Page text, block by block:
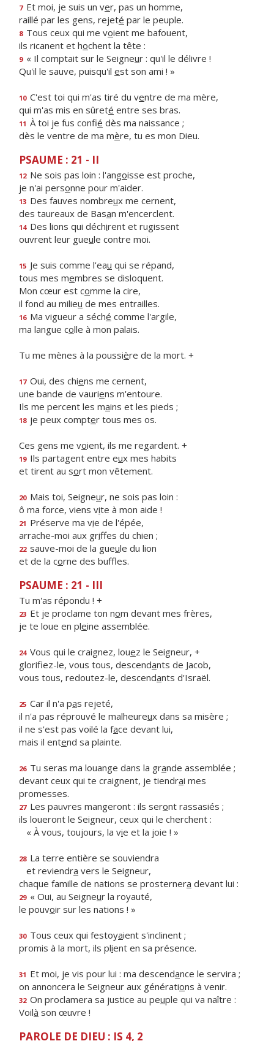
7 Et moi, je suis un ver, pas un homme,
raillé par les gens, rejeté par le peuple.
8 Tous ceux qui me voient me bafouent,
ils ricanent et hochent la tête :
9 « Il comptait sur le Seigneur : qu'il le délivre !
Qu'il le sauve, puisqu'il est son ami ! »
10 C'est toi qui m'as tiré du ventre de ma mère,
qui m'as mis en sûreté entre ses bras.
11 À toi je fus confié dès ma naissance ;
dès le ventre de ma mère, tu es mon Dieu.
PSAUME : 21 - II
12 Ne sois pas loin : l'angoisse est proche,
je n'ai personne pour m'aider.
13 Des fauves nombreux me cernent,
des taureaux de Basan m'encerclent.
14 Des lions qui déchirent et rugissent
ouvrent leur gueule contre moi.
15 Je suis comme l'eau qui se répand,
tous mes membres se disloquent.
Mon cœur est comme la cire,
il fond au milieu de mes entrailles.
16 Ma vigueur a séché comme l'argile,
ma langue colle à mon palais.
Tu me mènes à la poussière de la mort. +
17 Oui, des chiens me cernent,
une bande de vauriens m'entoure.
Ils me percent les mains et les pieds ;
18 je peux compter tous mes os.
Ces gens me voient, ils me regardent. +
19 Ils partagent entre eux mes habits
et tirent au sort mon vêtement.
20 Mais toi, Seigneur, ne sois pas loin :
ô ma force, viens vite à mon aide !
21 Préserve ma vie de l'épée,
arrache-moi aux griffes du chien ;
22 sauve-moi de la gueule du lion
et de la corne des buffles.
PSAUME : 21 - III
Tu m'as répondu ! +
23 Et je proclame ton nom devant mes frères,
je te loue en pleine assemblée.
24 Vous qui le craignez, louez le Seigneur, +
glorifiez-le, vous tous, descendants de Jacob,
vous tous, redoutez-le, descendants d'Israël.
25 Car il n'a pas rejeté,
il n'a pas réprouvé le malheureux dans sa misère ;
il ne s'est pas voilé la face devant lui,
mais il entend sa plainte.
26 Tu seras ma louange dans la grande assemblée ;
devant ceux qui te craignent, je tiendrai mes
promesses.
27 Les pauvres mangeront : ils seront rassasiés ;
ils loueront le Seigneur, ceux qui le cherchent :
« À vous, toujours, la vie et la joie ! »
28 La terre entière se souviendra
et reviendra vers le Seigneur,
chaque famille de nations se prosternera devant lui :
29 « Oui, au Seigneur la royauté,
le pouvoir sur les nations ! »
30 Tous ceux qui festoyaient s'inclinent ;
promis à la mort, ils plient en sa présence.
31 Et moi, je vis pour lui : ma descendance le servira ;
on annoncera le Seigneur aux générations à venir.
32 On proclamera sa justice au peuple qui va naître :
Voilà son œuvre !
PAROLE DE DIEU : IS 4, 2